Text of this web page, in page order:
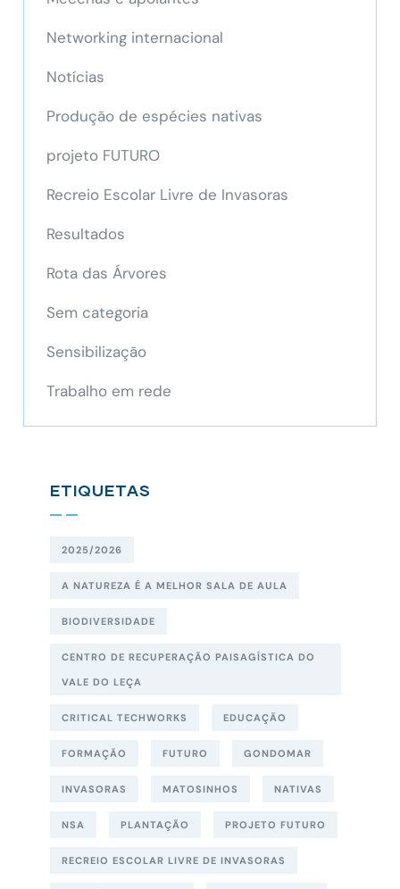
Networking internacional
Notícias
Produção de espécies nativas
projeto FUTURO
Recreio Escolar Livre de Invasoras
Resultados
Rota das Árvores
Sem categoria
Sensibilização
Trabalho em rede
ETIQUETAS
2025/2026
A NATUREZA É A MELHOR SALA DE AULA
BIODIVERSIDADE
CENTRO DE RECUPERAÇÃO PAISAGÍSTICA DO
VALE DO LEÇA
CRITICAL TECHWORKS EDUCAÇÃO
FORMAÇÃO FUTURO GONDOMAR
INVASORAS MATOSINHOS NATIVAS
NSA PLANTAÇÃO PROJETO FUTURO
RECREIO ESCOLAR LIVRE DE INVASORAS